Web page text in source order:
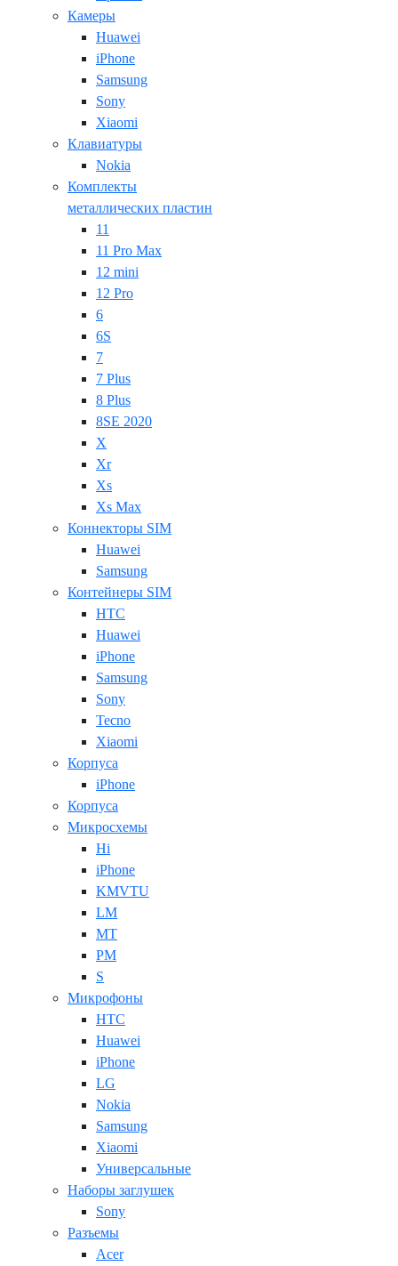
Камеры
Huawei
iPhone
Samsung
Sony
Xiaomi
Клавиатуры
Nokia
Комплекты
металлических пластин
11
11 Pro Max
12 mini
12 Pro
6
6S
7
7 Plus
8 Plus
8SE 2020
X
Xr
Xs
Xs Max
Коннекторы SIM
Huawei
Samsung
Контейнеры SIM
HTC
Huawei
iPhone
Samsung
Sony
Tecno
Xiaomi
Корпуса
iPhone
Корпуса
Микросхемы
Hi
iPhone
KMVTU
LM
MT
PM
S
Микрофоны
HTC
Huawei
iPhone
LG
Nokia
Samsung
Xiaomi
Универсальные
Наборы заглушек
Sony
Разъемы
Acer